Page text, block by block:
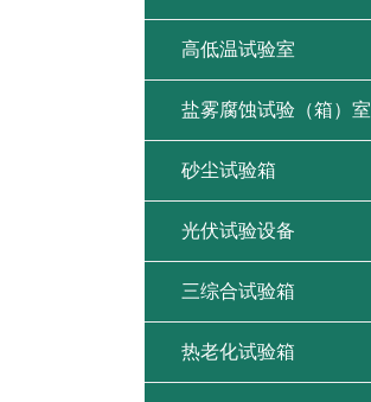
高低温试验室
盐雾腐蚀试验（箱）室
砂尘试验箱
光伏试验设备
三综合试验箱
热老化试验箱